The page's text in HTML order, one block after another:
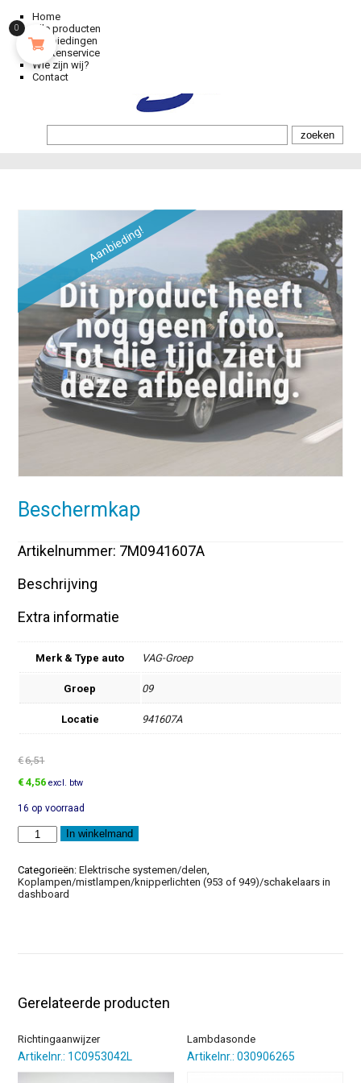
Home
Alle producten
Aanbiedingen
Klantenservice
Wie zijn wij?
Contact
Aanbieding!
Beschermkap
Artikelnummer: 7M0941607A
Beschrijving
Extra informatie
Merk & Type auto VAG-Groep
Groep 09
Locatie 941607A
€6,51
Oorspronkelijke
was:
€6,51.
€4,56Huidige
is:
€4,56.
excl. btw
16 op voorraad
Beschermkap
aantal
In winkelmand
Categorieën:Elektrische systemen/delen,
Koplampen/mistlampen/knipperlichten (953 of 949)/schakelaars in
dashboard
Gerelateerde producten
Richtingaanwijzer
Artikelnr.: 1C0953042L
Lambdasonde
Artikelnr.: 030906265
0